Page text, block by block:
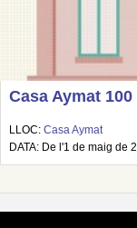
Casa Aymat
LLOC: Casa Aymat
DATA: De l'1 de maig de